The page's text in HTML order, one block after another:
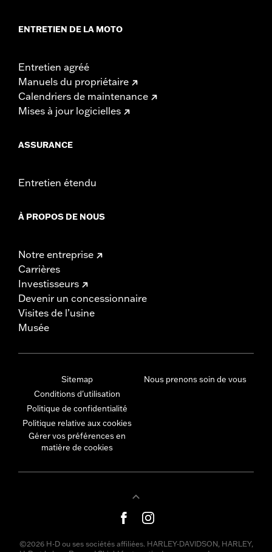
ENTRETIEN DE LA MOTO
Entretien agréé
Manuels du propriétaire
Calendriers de maintenance
Mises à jour logicielles
ASSURANCE
Entretien étendu
À PROPOS DE NOUS
Notre entreprise
Carrières
Investisseurs
Devenir un concessionnaire
Visites de l’usine
Musée
Sitemap
Conditions d'utilisation
Politique de confidentialité
Politique relative aux cookies
Gérer vos préférences en
matière de cookies
Nous prenons soin de vous
©2026 H-D ou ses sociétés affiliées. HARLEY-DAVIDSON, HARLEY,